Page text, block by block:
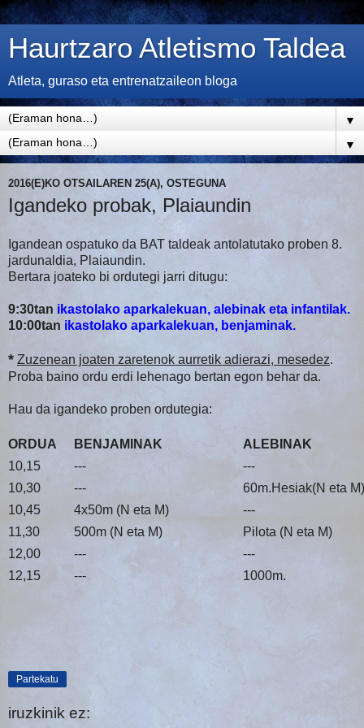
Haurtzaro Atletismo Taldea
Atleta, guraso eta entrenatzaileon bloga
▼
▼
2016(E)KO OTSAILAREN 25(A), OSTEGUNA
Igandeko probak, Plaiaundin
Igandean ospatuko da BAT taldeak antolatutako proben 8.
jardunaldia, Plaiaundin.
Bertara joateko bi ordutegi jarri ditugu:
9:30tan ikastolako aparkalekuan, alebinak eta infantilak.
10:00tan ikastolako aparkalekuan, benjaminak.
* Zuzenean joaten zaretenok aurretik adierazi, mesedez.
Proba baino ordu erdi lehenago bertan egon behar da.
Hau da igandeko proben ordutegia:
ORDUA BENJAMINAK
ALEBINAK
10,15
---
---
10,30
---
60m.Hesiak(N eta M)
10,45
4x50m (N eta M)
---
11,30
500m (N eta M)
Pilota (N eta M)
12,00
---
---
12,15
--- 1000m.
Partekatu
iruzkinik ez: